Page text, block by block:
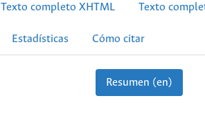
Texto completo XHTML Texto
Estadísticas Cómo citar
Resumen (en)